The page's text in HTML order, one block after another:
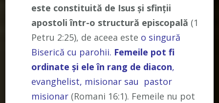
este constituită de Isus și sfinții
apostoli într-o structură episcopală (1
Petru 2:25), de aceea este o singură
Biserică cu parohii. Femeile pot fi
ordinate și ele în rang de diacon,
evanghelist, misionar sau pastor
misionar(Romani 16:1). Femeile nu pot